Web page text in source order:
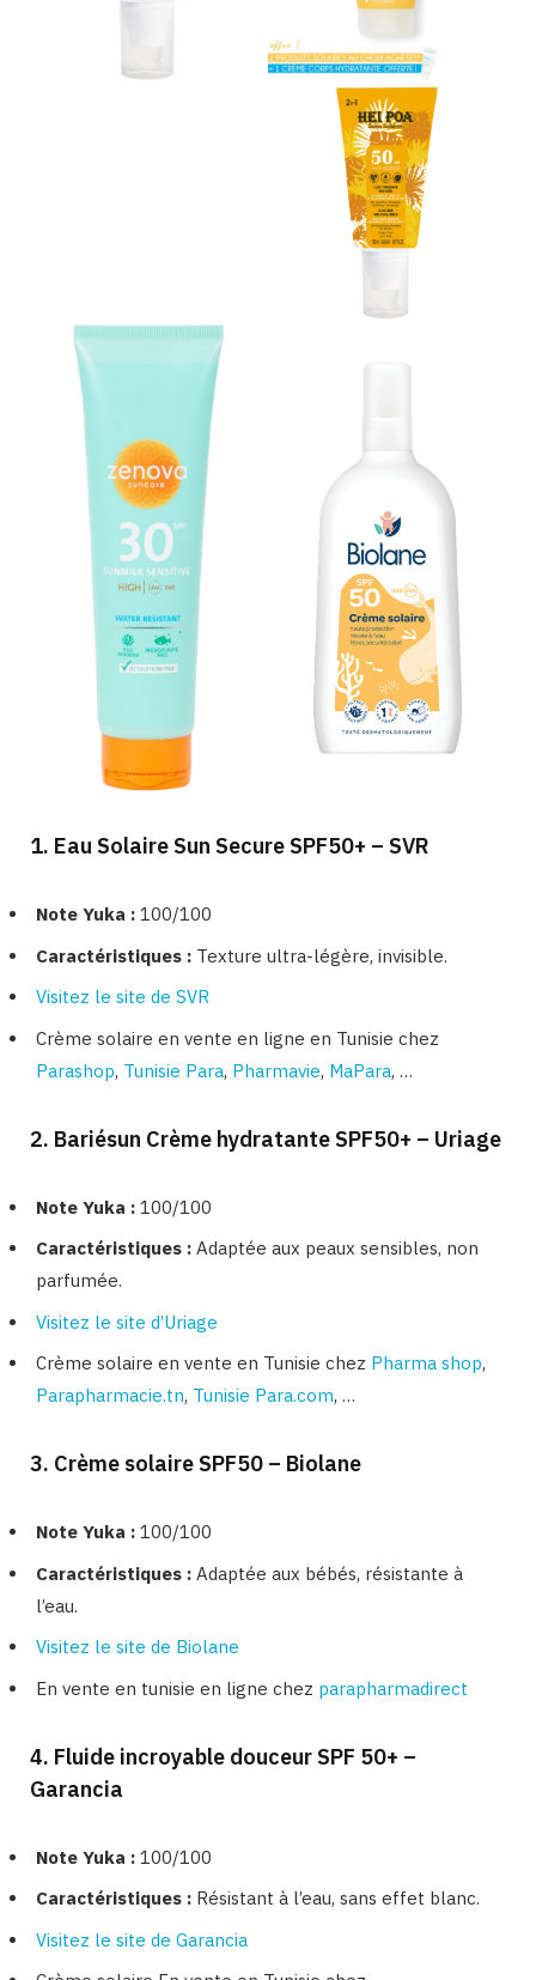
1. Eau Solaire Sun Secure SPF50+ – SVR
Note Yuka : 100/100
Caractéristiques : Texture ultra-légère, invisible.
Visitez le site de SVR
Crème solaire en vente en ligne en Tunisie chez
Parashop, Tunisie Para, Pharmavie, MaPara, …
2. Bariésun Crème hydratante SPF50+ – Uriage
Note Yuka : 100/100
Caractéristiques : Adaptée aux peaux sensibles, non
parfumée.
Visitez le site d’Uriage
Crème solaire en vente en Tunisie chez Pharma shop,
Parapharmacie.tn, Tunisie Para.com, …
3. Crème solaire SPF50 – Biolane
Note Yuka : 100/100
Caractéristiques : Adaptée aux bébés, résistante à
l’eau.
Visitez le site de Biolane
En vente en tunisie en ligne chez parapharmadirect
4. Fluide incroyable douceur SPF 50+ –
Garancia
Note Yuka : 100/100
Caractéristiques : Résistant à l’eau, sans effet blanc.
Visitez le site de Garancia